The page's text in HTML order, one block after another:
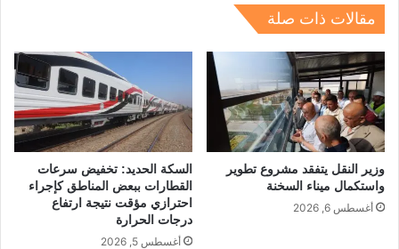
o
k
مقالات ذات صلة
وزير النقل يتفقد مشروع تطوير
واستكمال ميناء السخنة
أغسطس 6, 2026
السكة الحديد: تخفيض سرعات
القطارات ببعض المناطق كإجراء
احترازي مؤقت نتيجة ارتفاع
درجات الحرارة
أغسطس 5, 2026